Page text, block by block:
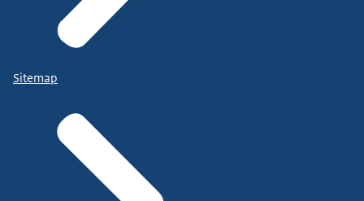
Sitemap